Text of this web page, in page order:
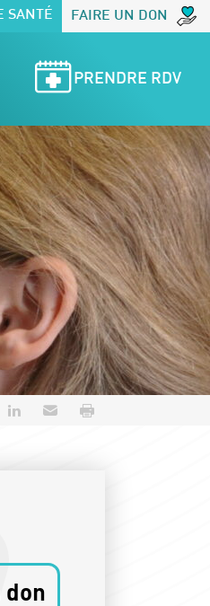
SANTÉ FAIRE UN DON
PRENDRE RDV
sur Facebook
sur Twitter
Partager sur LinkedIn
Envoyer par e-mail
don